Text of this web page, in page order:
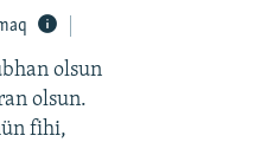
olsun
olsun.
fihi,